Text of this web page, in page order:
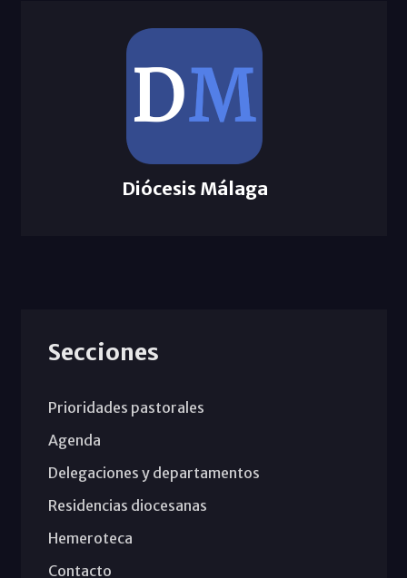
Diócesis Málaga
Secciones
Prioridades pastorales
Agenda
Delegaciones y departamentos
Residencias diocesanas
Hemeroteca
Contacto